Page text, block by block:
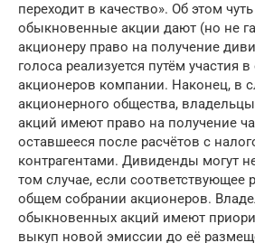
переходит в качество». Об этом
обыкновенные акции дают (но не
акционеру право на получение
голоса реализуется путём участия
акционеров компании. Наконец, в
акционерного общества,
акций имеют право на получение
оставшееся после расчётов с
контрагентами. Дивиденды могут
том случае, если соответствующее
общем собрании акционеров.
обыкновенных акций имеют
выкуп новой эмиссии до её